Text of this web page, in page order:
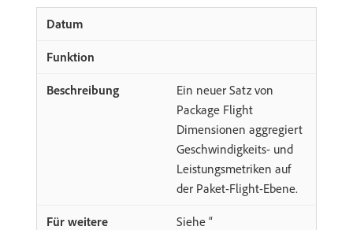
Ein neuer Satz von
Package Flight
Dimensionen aggregiert
Geschwindigkeits- und
Leistungsmetriken auf
der Paket-Flight-Ebene.
Siehe “